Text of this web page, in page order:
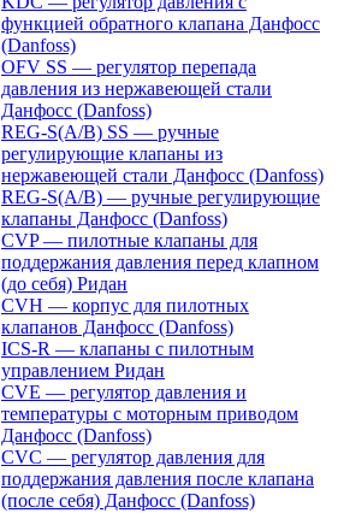
функцией обратного клапана Данфосс
(Danfoss)
OFV SS — регулятор перепада
давления из нержавеющей стали
Данфосс (Danfoss)
REG-S(A/B) SS — ручные
регулирующие клапаны из
нержавеющей стали Данфосс (Danfoss)
REG-S(A/B) — ручные регулирующие
клапаны Данфосс (Danfoss)
CVP — пилотные клапаны для
поддержания давления перед клапном
(до себя) Ридан
CVH — корпус для пилотных
клапанов Данфосс (Danfoss)
ICS-R — клапаны с пилотным
управлением Ридан
CVE — регулятор давления и
температуры с моторным приводом
Данфосс (Danfoss)
CVС — регулятор давления для
поддержания давления после клапана
(после себя) Данфосс (Danfoss)